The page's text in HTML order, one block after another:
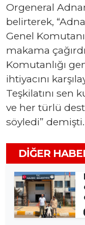
Orgeneral
belirterek,
Genel
makama
Komutanlığı
ihtiyacını
Teşkilatını sen
ve her türlü
söyledi” demişti.
DIĞER